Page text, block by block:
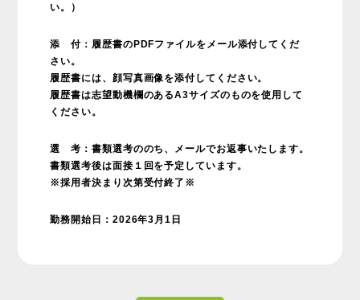
い。）
添 付：履歴書のPDFファイルをメール添付してくだ
さい。
履歴書には、顔写真画像を添付してください。
履歴書は志望動機欄のあるA3サイズのものを使用して
ください。
選 考：書類選考ののち、メールでお返事いたします。
書類選考後は面接１回を予定しています。
※採用者決まり次第受付終了※
勤務開始日：2026年3月1日